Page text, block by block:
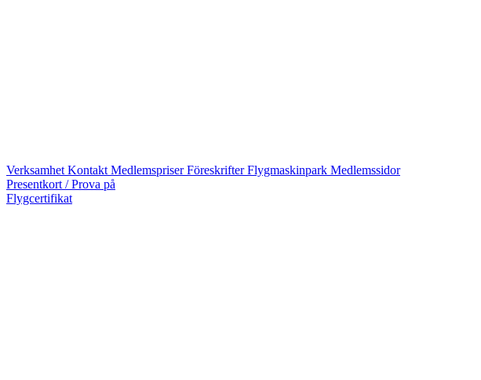
Verksamhet Kontakt MedlemspriserFöreskrifterFlygmaskinpark Medlemssidor
Presentkort / Prova på
Flygcertifikat